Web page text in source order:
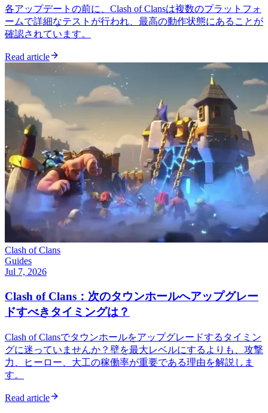
各アップデートの前に、Clash of Clansは複数のプラットフォ
ームで詳細なテストが行われ、最高の動作状態にあることが
確認されています。
Read article
Clash of Clans
Guides
Jul 7, 2026
Clash of Clans：次のタウンホールへアップグレー
ドすべきタイミングは？
Clash of Clansでタウンホールをアップグレードするタイミン
グに迷っていませんか？壁を最大レベルにするよりも、攻撃
力、ヒーロー、大工の稼働率が重要である理由を解説しま
す。
Read article